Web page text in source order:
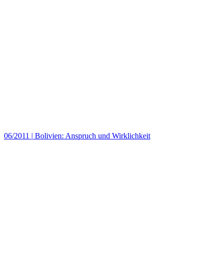
06/2011 | Bolivien: Anspruch und Wirklichkeit